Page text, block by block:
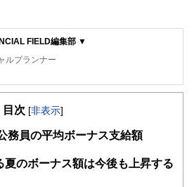
FIELD編集部 ▼
ルプランナー
集部は、金融、経済に関する記事を、日々
も理解できるようわかりやすく発信していま
お金や暮らし」に関する書籍・雑誌の編集経
、企画立案から記事掲載まですべての工程に
目次 [非表示]
務員の平均ボーナス支給額
夏のボーナス額は今後も上昇する